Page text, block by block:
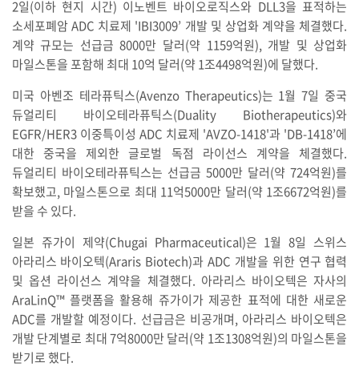
2일(이하 현지 시간) 이노벤트 바이오로직스와 DLL3을 표적하는
소세포폐암 ADC 치료제 'IBI3009’ 개발 및 상업화 계약을 체결했다.
계약 규모는 선급금 8000만 달러(약 1159억원), 개발 및 상업화
마일스톤을 포함해 최대 10억 달러(약 1조4498억원)에 달했다.
미국 아벤조 테라퓨틱스(Avenzo Therapeutics)는 1월 7일 중국
듀얼리티 바이오테라퓨틱스(Duality Biotherapeutics)와
EGFR/HER3 이중특이성 ADC 치료제 'AVZO-1418'과 'DB-1418’에
대한 중국을 제외한 글로벌 독점 라이선스 계약을 체결했다.
듀얼리티 바이오테라퓨틱스는 선급금 5000만 달러(약 724억원)를
확보했고, 마일스톤으로 최대 11억5000만 달러(약 1조6672억원)를
받을 수 있다.
일본 쥬가이 제약(Chugai Pharmaceutical)은 1월 8일 스위스
아라리스 바이오텍(Araris Biotech)과 ADC 개발을 위한 연구 협력
및 옵션 라이선스 계약을 체결했다. 아라리스 바이오텍은 자사의
AraLinQ™ 플랫폼을 활용해 쥬가이가 제공한 표적에 대한 새로운
ADC를 개발할 예정이다. 선급금은 비공개며, 아라리스 바이오텍은
개발 단계별로 최대 7억8000만 달러(약 1조1308억원)의 마일스톤을
받기로 했다.